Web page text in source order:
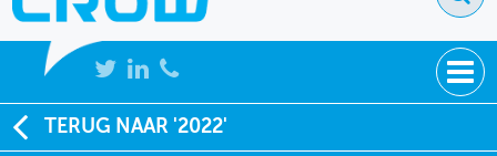
NIEUWS
TERUG NAAR '2022'
Kenniscafé - Markering op Fietspaden